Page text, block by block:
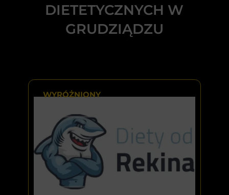
DIETETYCZNYCH W
GRUDZIĄDZU
WYRÓŻNIONY